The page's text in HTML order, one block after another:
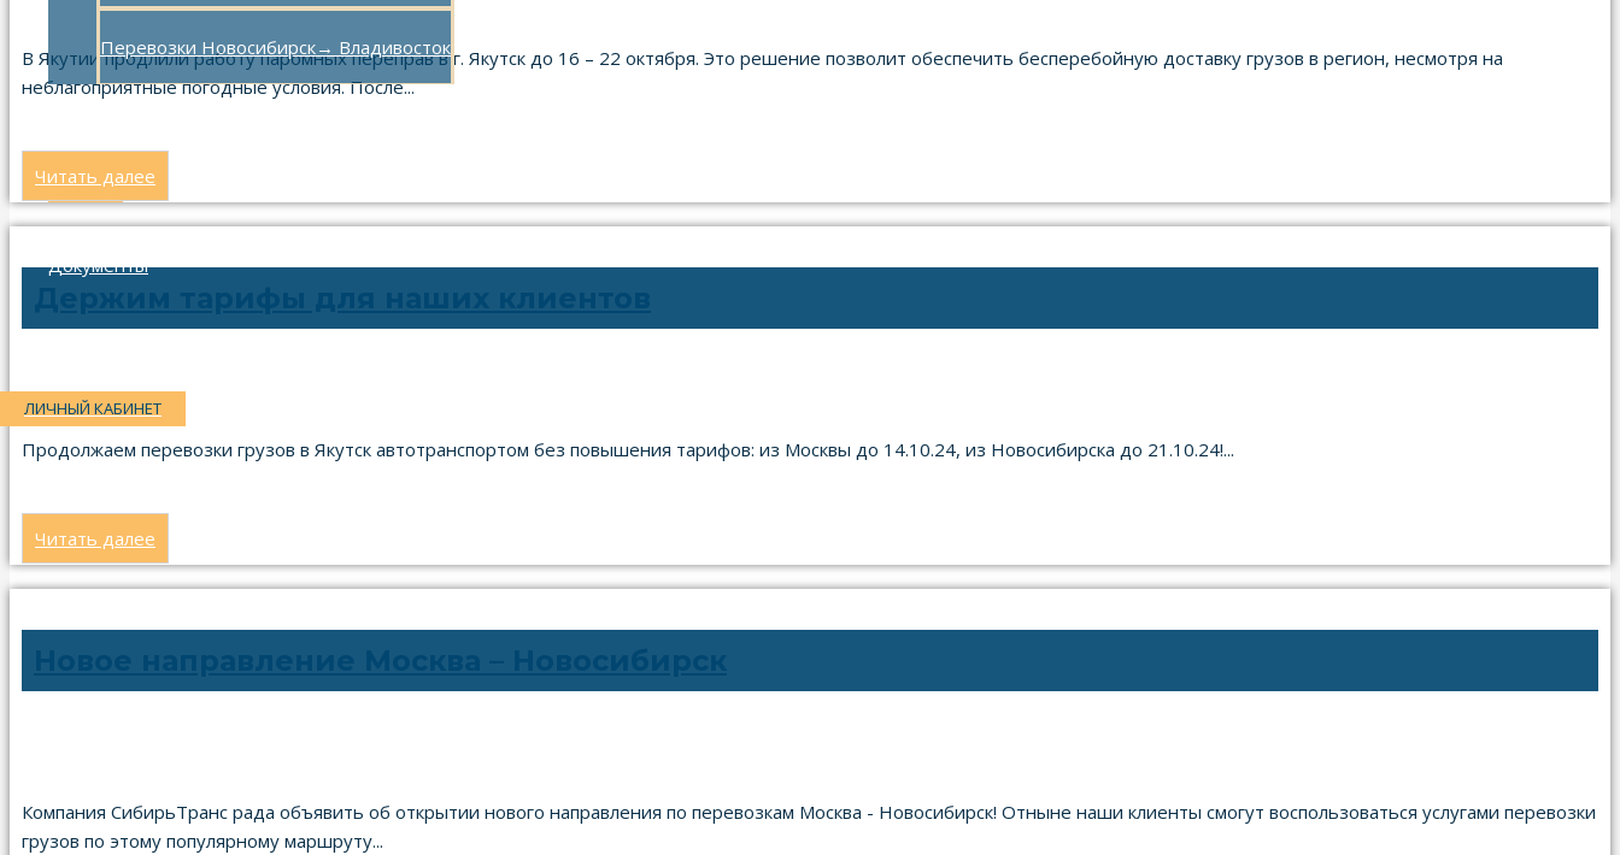
Перевозки Новосибирск→ Владивосток
Новости
Документы
ЛИЧНЫЙ КАБИНЕТ
В Якутии продлили работу паромных переправ в г. Якутск до 16 – 22 октября. Это решение позволит обеспечить бесперебойную доставку грузов в регион, несмотря на
неблагоприятные погодные условия. После...
Читать далее
02.10.2024
Продолжаем перевозки грузов в Якутск автотранспортом без повышения тарифов: из Москвы до 14.10.24, из Новосибирска до 21.10.24!...
Читать далее
Компания СибирьТранс рада объявить об открытии нового направления по перевозкам Москва - Новосибирск! Отныне наши клиенты смогут воспользоваться услугами перевозки
грузов по этому популярному маршруту...